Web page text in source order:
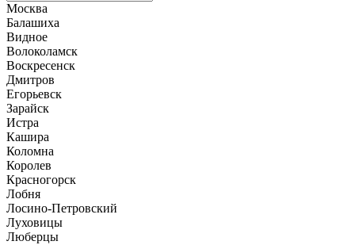
Москва
Балашиха
Видное
Волоколамск
Воскресенск
Дмитров
Егорьевск
Зарайск
Истра
Кашира
Коломна
Королев
Красногорск
Лобня
Лосино-Петровский
Луховицы
Люберцы